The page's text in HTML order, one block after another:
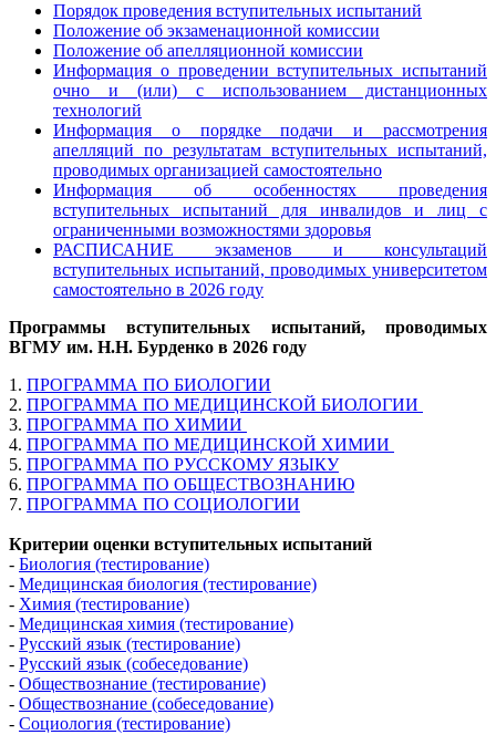
Порядок проведения вступительных испытаний
Положение об экзаменационной комиссии
Положение об апелляционной комиссии
Информация о проведении вступительных испытаний
очно и (или) с использованием дистанционных
технологий
Информация о порядке подачи и рассмотрения
апелляций по результатам вступительных испытаний,
проводимых организацией самостоятельно
Информация об особенностях проведения
вступительных испытаний для инвалидов и лиц с
ограниченными возможностями здоровья
РАСПИСАНИЕ экзаменов и консультаций
вступительных испытаний, проводимых университетом
самостоятельно в 2026 году
Программы вступительных испытаний, проводимых
ВГМУ им. Н.Н. Бурденко в 2026 году
1. ПРОГРАММА ПО БИОЛОГИИ
2. ПРОГРАММА ПО МЕДИЦИНСКОЙ БИОЛОГИИ
3. ПРОГРАММА ПО ХИМИИ
4. ПРОГРАММА ПО МЕДИЦИНСКОЙ ХИМИИ
5. ПРОГРАММА ПО РУССКОМУ ЯЗЫКУ
6. ПРОГРАММА ПО ОБЩЕСТВОЗНАНИЮ
7. ПРОГРАММА ПО СОЦИОЛОГИИ
Критерии оценки вступительных испытаний
- Биология (тестирование)
- Медицинская биология (тестирование)
- Химия (тестирование)
- Медицинская химия (тестирование)
- Русский язык (тестирование)
- Русский язык (собеседование)
- Обществознание (тестирование)
- Обществознание (собеседование)
- Социология (тестирование)